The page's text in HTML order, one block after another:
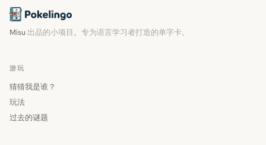
Misu 出品的小项目。专为语言学习者打造的单字卡。
游玩
猜猜我是谁？
玩法
过去的谜题